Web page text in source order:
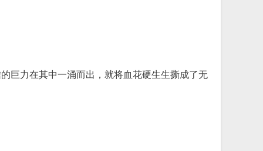
巨力在其中一涌而出，就将血花硬生生撕成了无